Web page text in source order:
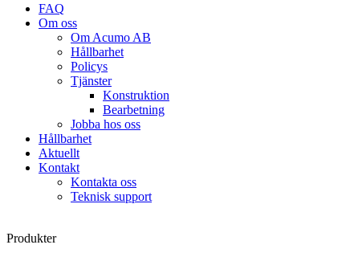
FAQ
Om oss
Om Acumo AB
Hållbarhet
Policys
Tjänster
Konstruktion
Bearbetning
Jobba hos oss
Hållbarhet
Aktuellt
Kontakt
Kontakta oss
Teknisk support
Produkter